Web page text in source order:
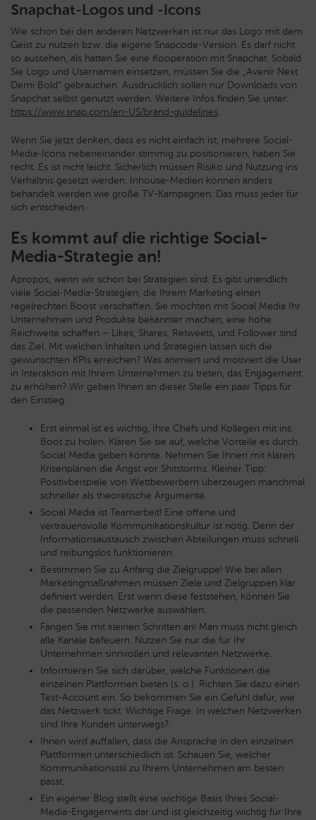
Snapchat-Logos und -Icons
Wie schon bei den anderen Netzwerken ist nur das Logo mit dem
Geist zu nutzen bzw. die eigene Snapcode-Version. Es darf nicht
so aussehen, als hätten Sie eine Kooperation mit Snapchat. Sobald
Sie Logo und Usernamen einsetzen, müssen Sie die „Avenir Next
Demi Bold“ gebrauchen. Ausdrücklich sollen nur Downloads von
Snapchat selbst genutzt werden. Weitere Infos finden Sie unter:
https://www.snap.com/en-US/brand-guidelines.
Wenn Sie jetzt denken, dass es nicht einfach ist, mehrere Social-
Media-Icons nebeneinander stimmig zu positionieren, haben Sie
recht. Es ist nicht leicht. Sicherlich müssen Risiko und Nutzung ins
Verhältnis gesetzt werden. Inhouse-Medien können anders
behandelt werden wie große TV-Kampagnen. Das muss jeder für
sich entscheiden.
Es kommt auf die richtige Social-
Media-Strategie an!
Apropos, wenn wir schon bei Strategien sind. Es gibt unendlich
viele Social-Media-Strategien, die Ihrem Marketing einen
regelrechten Boost verschaffen. Sie möchten mit Social Media Ihr
Unternehmen und Produkte bekannter machen, eine hohe
Reichweite schaffen – Likes, Shares, Retweets, und Follower sind
das Ziel. Mit welchen Inhalten und Strategien lassen sich die
gewünschten KPIs erreichen? Was animiert und motiviert die User
in Interaktion mit Ihrem Unternehmen zu treten, das Engagement
zu erhöhen? Wir geben Ihnen an dieser Stelle ein paar Tipps für
den Einstieg:
Erst einmal ist es wichtig, Ihre Chefs und Kollegen mit ins
Boot zu holen. Klären Sie sie auf, welche Vorteile es durch
Social Media geben könnte. Nehmen Sie Ihnen mit klaren
Krisenplänen die Angst vor Shitstorms. Kleiner Tipp:
Positivbeispiele von Wettbewerbern überzeugen manchmal
schneller als theoretische Argumente.
Social Media ist Teamarbeit! Eine offene und
vertrauensvolle Kommunikationskultur ist nötig. Denn der
Informationsaustausch zwischen Abteilungen muss schnell
und reibungslos funktionieren.
Bestimmen Sie zu Anfang die Zielgruppe! Wie bei allen
Marketingmaßnahmen müssen Ziele und Zielgruppen klar
definiert werden. Erst wenn diese feststehen, können Sie
die passenden Netzwerke auswählen.
Fangen Sie mit kleinen Schritten an! Man muss nicht gleich
alle Kanäle befeuern. Nutzen Sie nur die für Ihr
Unternehmen sinnvollen und relevanten Netzwerke.
Informieren Sie sich darüber, welche Funktionen die
einzelnen Plattformen bieten (s. o.). Richten Sie dazu einen
Test-Account ein. So bekommen Sie ein Gefühl dafür, wie
das Netzwerk tickt. Wichtige Frage: In welchen Netzwerken
sind Ihre Kunden unterwegs?
Ihnen wird auffallen, dass die Ansprache in den einzelnen
Plattformen unterschiedlich ist. Schauen Sie, welcher
Kommunikationsstil zu Ihrem Unternehmen am besten
passt.
Ein eigener Blog stellt eine wichtige Basis Ihres Social-
Media-Engagements dar und ist gleichzeitig wichtig für Ihre